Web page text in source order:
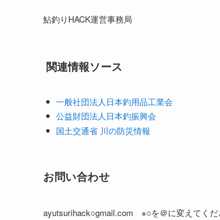
鮎釣りHACK運営事務局
関連情報ソース
一般社団法人日本釣用品工業会
公益財団法人日本釣振興会
国土交通省 川の防災情報
お問い合わせ
ayutsurihack○gmail.com ※○を＠に変えてくだ